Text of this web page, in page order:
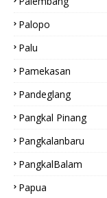
Palopo
Palu
Pamekasan
Pandeglang
Pangkal Pinang
Pangkalanbaru
PangkalBalam
Papua